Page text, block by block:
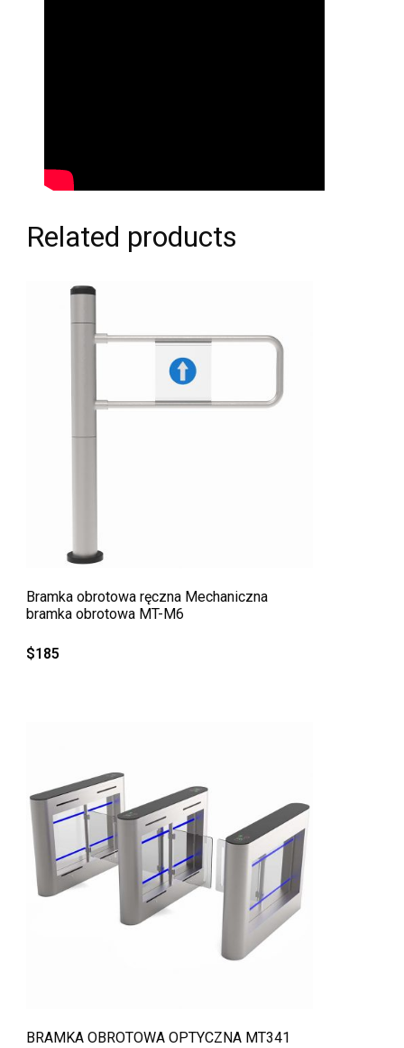
Related products
Bramka obrotowa ręczna Mechaniczna
bramka obrotowa MT-M6
$185
BRAMKA OBROTOWA OPTYCZNA MT341